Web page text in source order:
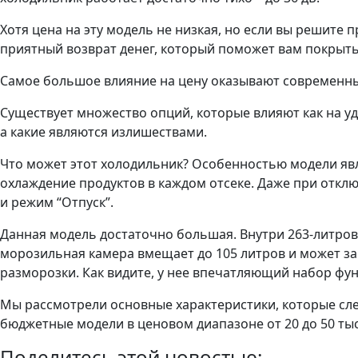
Хотя цена на эту модель не низкая, но если вы решите
приятный возврат денег, который поможет вам
Самое большое влияние на цену оказывают
Существует множество опций, которые влияют как на
а какие являются излишествами.
Что может этот холодильник? Особенностью модели
охлаждение продуктов в каждом отсеке. Даже при
и режим “Отпуск”.
Данная модель достаточно большая. Внутри 263-
морозильная камера вмещает до 105 литров и может
разморозки. Как видите, у нее впечатляющий набор
Мы рассмотрели основные характеристики, которые
бюджетные модели в ценовом диапазоне от 20 до 50